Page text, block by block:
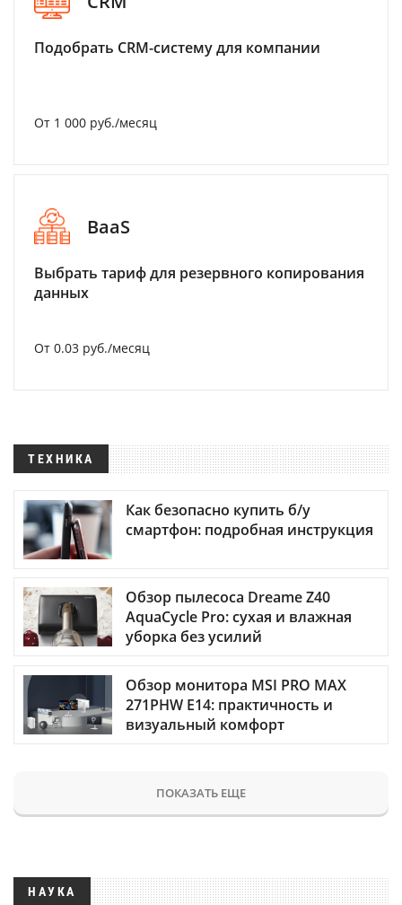
Подобрать CRM-систему для компании
От 1 000 руб./месяц
BaaS
Выбрать тариф для резервного копирования
данных
От 0.03 руб./месяц
ТЕХНИКА
Как безопасно купить б/у
смартфон: подробная инструкция
Обзор пылесоса Dreame Z40
AquaCycle Pro: сухая и влажная
уборка без усилий
Обзор монитора MSI PRO MAX
271PHW E14: практичность и
визуальный комфорт
ПОКАЗАТЬ ЕЩЕ
НАУКА